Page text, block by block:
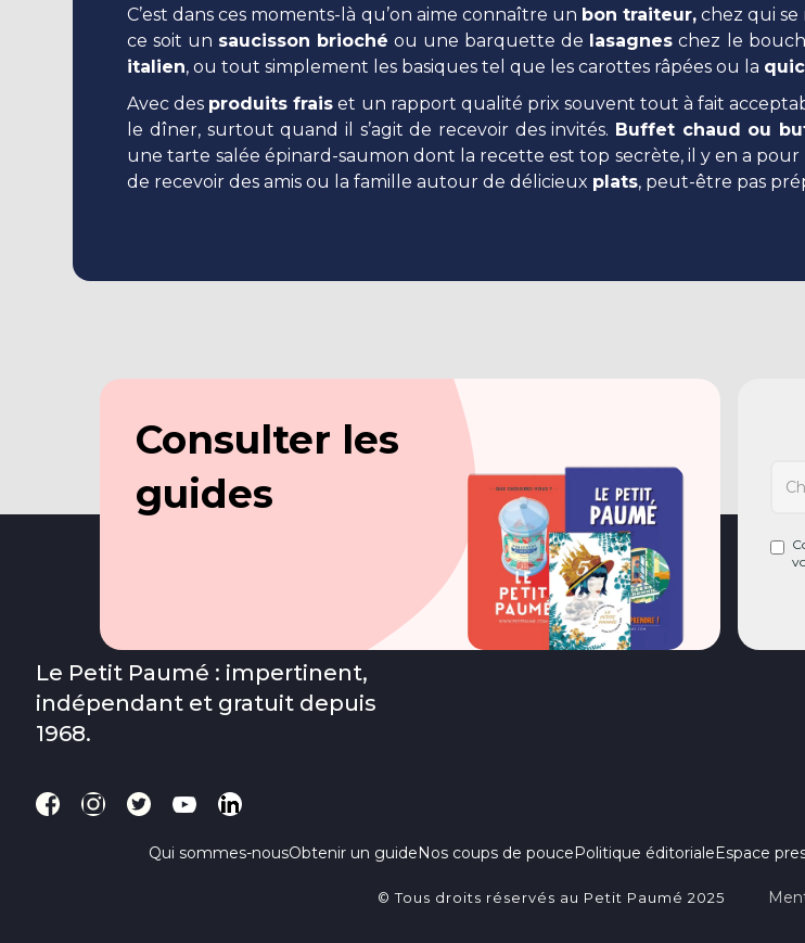
C’est dans ces moments-là qu’on aime connaître un bon traiteur,chez qui se
ce soit un saucisson brioché ou une barquette de lasagnes chez le
italien, ou tout simplement les basiques tel que les carottes râpées ou la
Avec des produits frais et un rapport qualité prix souvent tout à fait
le dîner, surtout quand il s’agit de recevoir des invités. Buffet chaud ou
une tarte salée épinard-saumon dont la recette est top secrète, il y en a pour
de recevoir des amis ou la famille autour de délicieux plats, peut-être pas
Consulter les
guides
Le Petit Paumé : impertinent,
indépendant et gratuit depuis
1968.
Qui sommes-nousObtenir un guideNos coups de poucePolitique éditorialeEspace
© Tous droits réservés au Petit Paumé 2025